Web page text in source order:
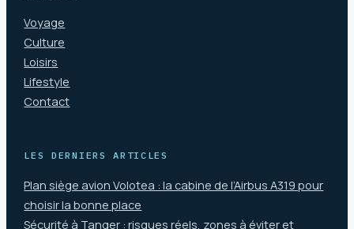
Voyage
Culture
Loisirs
Lifestyle
Contact
LES DERNIERS ARTICLES
Plan siège avion Volotea : la cabine de l’Airbus A319 pour
choisir la bonne place
Sécurité à Tanger : risques réels, zones à éviter et